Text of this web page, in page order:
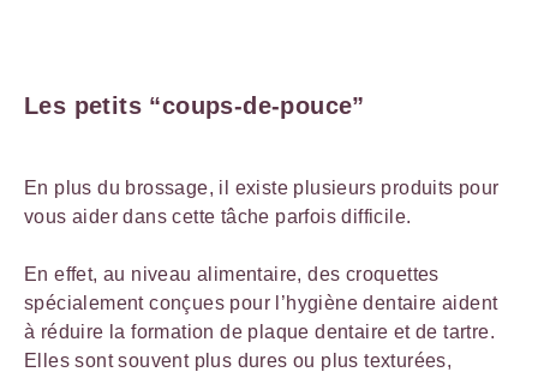
Les petits “coups-de-pouce”
En plus du brossage, il existe plusieurs produits pour
vous aider dans cette tâche parfois difficile.
En effet, au niveau alimentaire, des croquettes
spécialement conçues pour l’hygiène dentaire aident
à réduire la formation de plaque dentaire et de tartre.
Elles sont souvent plus dures ou plus texturées,